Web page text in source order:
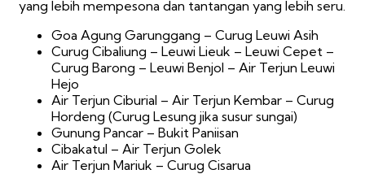
yang lebih mempesona dan tantangan yang lebih seru.
Goa Agung Garunggang – Curug Leuwi Asih
Curug Cibaliung – Leuwi Lieuk – Leuwi Cepet –
Curug Barong – Leuwi Benjol – Air Terjun Leuwi
Hejo
Air Terjun Ciburial – Air Terjun Kembar – Curug
Hordeng (Curug Lesung jika susur sungai)
Gunung Pancar – Bukit Paniisan
Cibakatul – Air Terjun Golek
Air Terjun Mariuk – Curug Cisarua